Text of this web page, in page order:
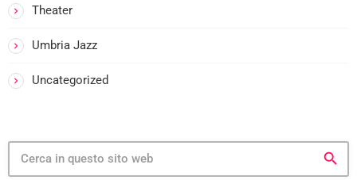
Theater
Umbria Jazz
Uncategorized
search